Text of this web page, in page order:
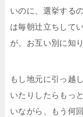
いのに、選挙する
は毎朝辻立ちして
が、お互い別に知
もし地元に引っ越
いたりしたらもっ
いながら、もう何